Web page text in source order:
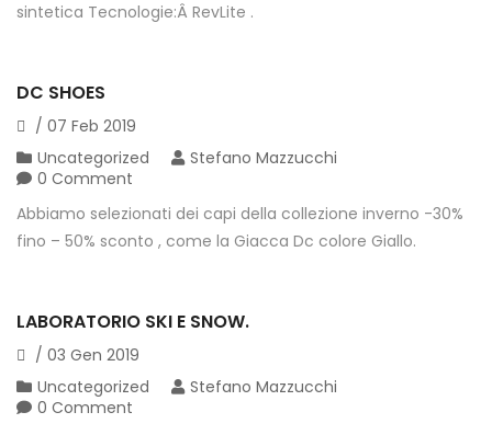
sintetica Tecnologie:Â RevLite .
DC SHOES
/ 07 Feb 2019
Uncategorized
Stefano Mazzucchi
0 Comment
Abbiamo selezionati dei capi della collezione inverno -30%
fino – 50% sconto , come la Giacca Dc colore Giallo.
LABORATORIO SKI E SNOW.
/ 03 Gen 2019
Uncategorized
Stefano Mazzucchi
0 Comment